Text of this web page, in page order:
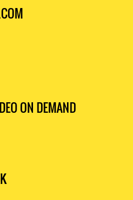
ON DEMAND